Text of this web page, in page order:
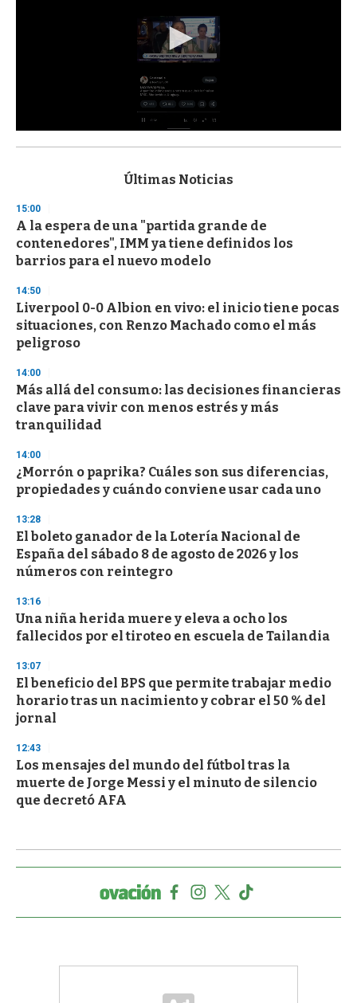
s
d
s
o
f
3
s
e
c
o
n
d
Últimas Noticias
15:00
A la espera de una "partida grande de
contenedores", IMM ya tiene definidos los
barrios para el nuevo modelo
14:50
Liverpool 0-0 Albion en vivo: el inicio tiene pocas
situaciones, con Renzo Machado como el más
peligroso
14:00
Más allá del consumo: las decisiones financieras
clave para vivir con menos estrés y más
tranquilidad
14:00
¿Morrón o paprika? Cuáles son sus diferencias,
propiedades y cuándo conviene usar cada uno
13:28
El boleto ganador de la Lotería Nacional de
España del sábado 8 de agosto de 2026 y los
números con reintegro
13:16
Una niña herida muere y eleva a ocho los
fallecidos por el tiroteo en escuela de Tailandia
13:07
El beneficio del BPS que permite trabajar medio
horario tras un nacimiento y cobrar el 50 % del
jornal
12:43
Los mensajes del mundo del fútbol tras la
muerte de Jorge Messi y el minuto de silencio
que decretó AFA